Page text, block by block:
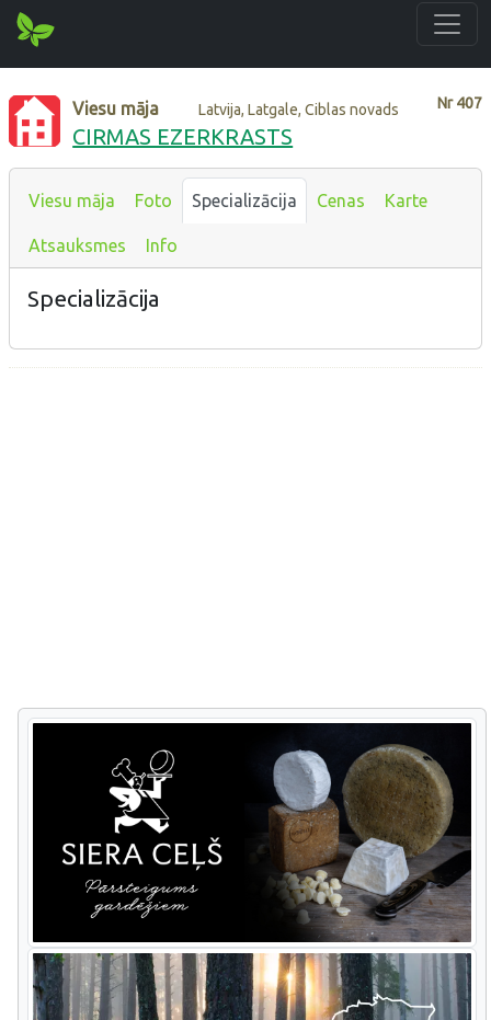
Nr407
Viesu māja Latvija, Latgale, Ciblas novads
CIRMAS EZERKRASTS
Viesu māja Foto Specializācija Cenas Karte
Atsauksmes Info
Specializācija